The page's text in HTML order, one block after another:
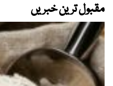
مقبول ترین خبریں